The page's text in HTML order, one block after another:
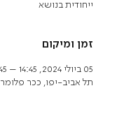
ייחודית בנושא
זמן ומיקום
05 ביולי 2024, 14:45 – 16:45
תל אביב-יפו, ככר פלומר 22, תל אביב-יפו, ישראל